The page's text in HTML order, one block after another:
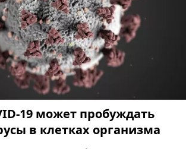
19 может пробуждать
в клетках организма